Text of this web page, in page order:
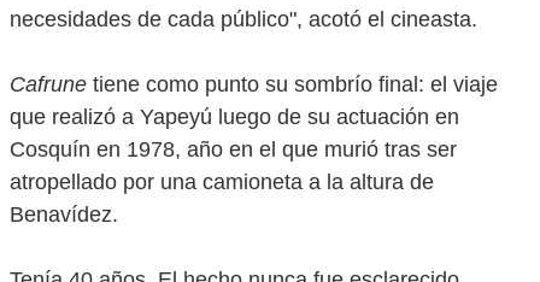
necesidades de cada público", acotó el cineasta.
Cafrune tiene como punto su sombrío final: el viaje
que realizó a Yapeyú luego de su actuación en
Cosquín en 1978, año en el que murió tras ser
atropellado por una camioneta a la altura de
Benavídez.